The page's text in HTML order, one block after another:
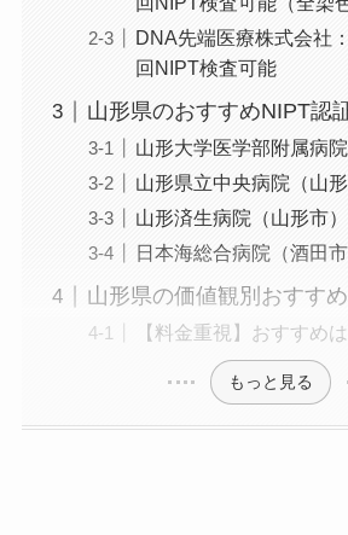
DNA先端医療株式会社
回NIPT検査可能
山形県のおすすめNIPT認
山形大学医学部附属病院
山形県立中央病院（山形
山形済生病院（山形市）
日本海総合病院（酒田市
山形県の価値観別おすす
【料金重視】おすすめ
もっと見る